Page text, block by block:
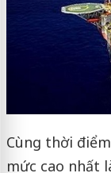
Cùng thời
mức cao nhất